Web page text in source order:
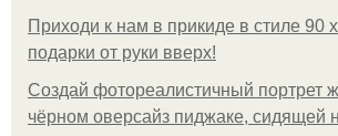
Приходи к нам в прикиде в стиле 90
подарки от руки вверх!
Создай фотореалистичный портрет
чёрном оверсайз пиджаке, сидящей